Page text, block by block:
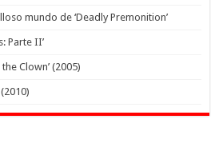
mundo de ‘Deadly Premonition’
Parte II’
Clown’ (2005)